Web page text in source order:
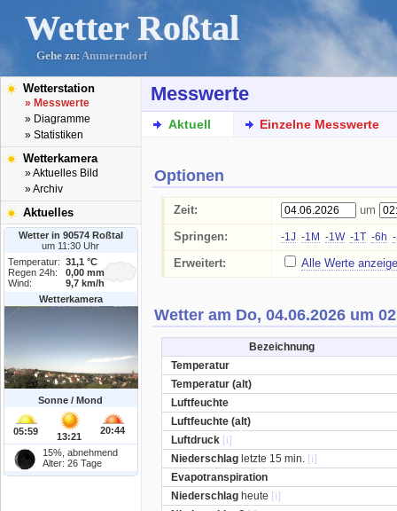
Wetter Roßtal
Gehe zu: Ammerndorf
Wetterstation
» Messwerte
» Diagramme
» Statistiken
Wetterkamera
» Aktuelles Bild
» Archiv
Aktuelles
Wetter in 90574 Roßtal
um 11:30 Uhr
Temperatur:
31,1 °C
Regen 24h:
0,00 mm
Wind:
9,7 km/h
Wetterkamera
Sonne / Mond
05:59 13:21
20:44
15%, abnehmend
Alter: 26 Tage
Messwerte
Aktuell Einzelne Messwerte
Optionen
Zeit:
um
Springen:
-1J -1M -1W -1T -6h
Erweitert: Alle Werte
Wetter am Do, 04.06.2026 um
Bezeichnung
Temperatur
Temperatur (alt)
Luftfeuchte
Luftfeuchte (alt)
Luftdruck [i]
Niederschlag letzte 15 min. [i]
Evapotranspiration
Niederschlag heute [i]